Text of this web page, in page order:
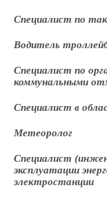
Специалист по
Водитель
Специалист по
коммунальными
Специалист в
Метеоролог
Специалист
эксплуатации
электростанции